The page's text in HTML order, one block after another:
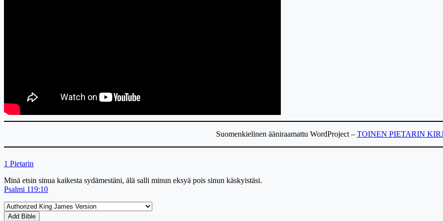
Suomenkielinen ääniraamattu WordProject – TOINEN PIETARIN
1 Pietarin
Minä etsin sinua kaikesta sydämestäni, älä salli minun eksyä pois sinun käskyistäsi.
Psalmi 119:10
Add Bible